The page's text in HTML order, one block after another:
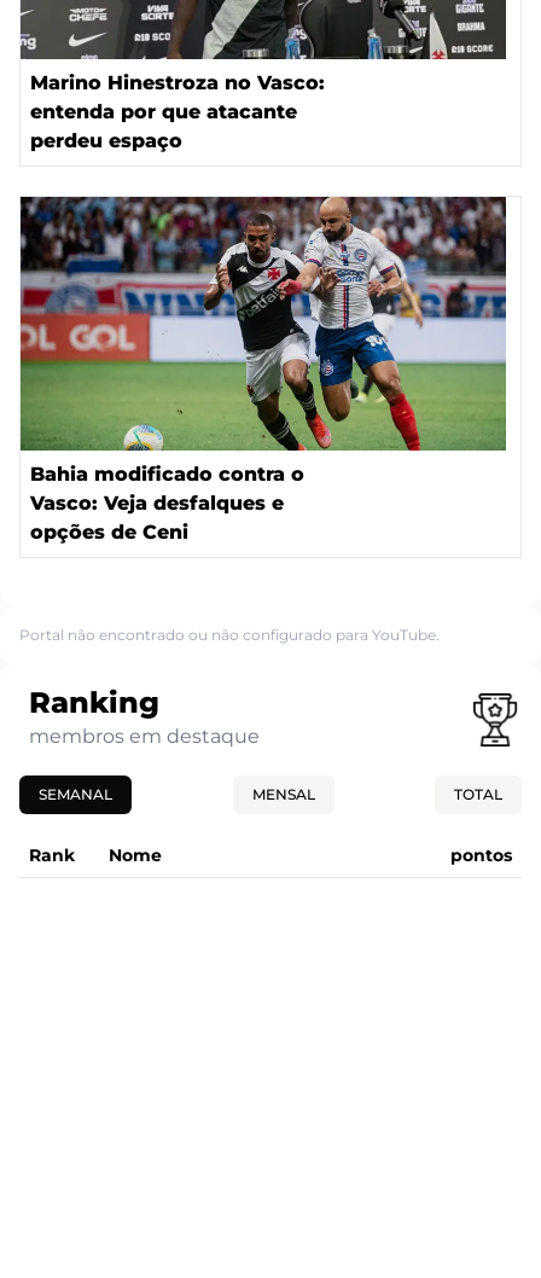
Marino Hinestroza no Vasco:
entenda por que atacante
perdeu espaço
Bahia modificado contra o
Vasco: Veja desfalques e
opções de Ceni
Portal não encontrado ou não configurado para YouTube.
Ranking
membros em destaque
SEMANAL MENSAL TOTAL
Rank Nome pontos